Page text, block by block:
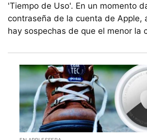
'Tiempo de Uso'. En un momento
contraseña de la cuenta de Apple,
hay sospechas de que el menor la